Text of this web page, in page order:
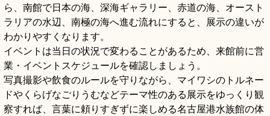
ら、南館で日本の海、深海ギャラリー、赤道の海、オースト
ラリアの水辺、南極の海へ進む流れにすると、展示の違いが
わかりやすくなります。
イベントは当日の状況で変わることがあるため、来館前に営
業・イベントスケジュールを確認しましょう。
写真撮影や飲食のルールを守りながら、マイワシのトルネー
ドやくらげなごりうむなどテーマ性のある展示をゆっくり観
察すれば、言葉に頼りすぎずに楽しめる名古屋港水族館の体